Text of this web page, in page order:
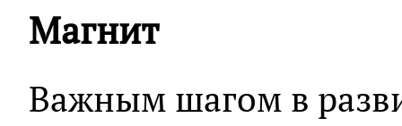
Магнит
Важным шагом в